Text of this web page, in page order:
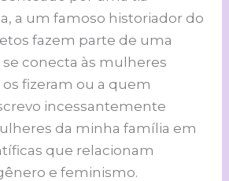
a um famoso historiador do
fazem parte de uma
conecta às mulheres
fizeram ou a quem
incessantemente
da minha família em
que relacionam
e feminismo.